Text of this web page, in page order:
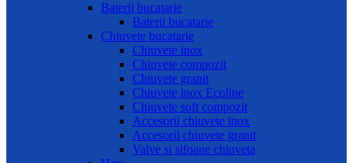
Baterii bucatarie
Baterii bucatarie
Chiuvete bucatarie
Chiuvete inox
Chiuvete compozit
Chiuvete granit
Chiuvete inox Ecoline
Chiuvete soft compozit
Accesorii chiuvete inox
Accesorii chiuvete granit
Valve si sifoane chiuveta